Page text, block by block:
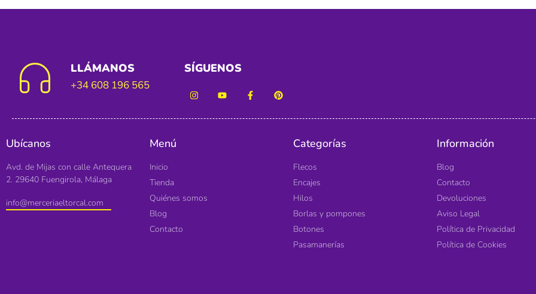
LLÁMANOS
+34 608 196 565
SÍGUENOS
Ubícanos
Avd. de Mijas con calle Antequera
2. 29640 Fuengirola, Málaga
info@merceriaeltorcal.com
Menú
Inicio
Tienda
Quiénes somos
Blog
Contacto
Categorías
Flecos
Encajes
Hilos
Borlas y pompones
Botones
Pasamanerías
Información
Blog
Contacto
Devoluciones
Aviso Legal
Política de Privacidad
Política de Cookies